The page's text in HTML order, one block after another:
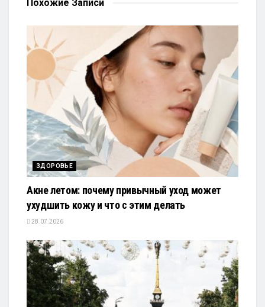
Похожие Записи
ЗДОРОВЬЕ
Акне летом: почему привычный уход может
ухудшить кожу и что с этим делать
28.07.2026